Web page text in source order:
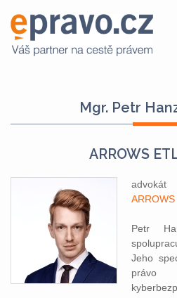
Mgr. Petr
ARROWS
Petr
Jeho
právo